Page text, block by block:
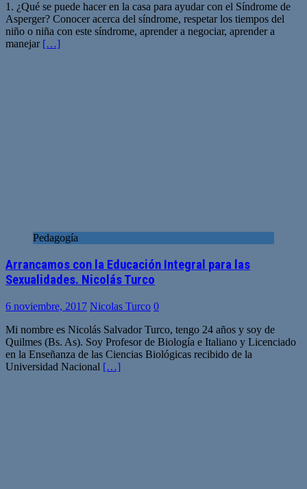
1. ¿Qué se puede hacer en la casa para ayudar con el Síndrome de
Asperger? Conocer acerca del síndrome, respetar los tiempos del
niño o niña con este síndrome, aprender a negociar, aprender a
manejar […]
Pedagogía
Arrancamos con la Educación Integral para las
Sexualidades. Nicolás Turco
6 noviembre, 2017 Nicolas Turco 0
Mi nombre es Nicolás Salvador Turco, tengo 24 años y soy de
Quilmes (Bs. As). Soy Profesor de Biología e Italiano y Licenciado
en la Enseñanza de las Ciencias Biológicas recibido de la
Universidad Nacional […]